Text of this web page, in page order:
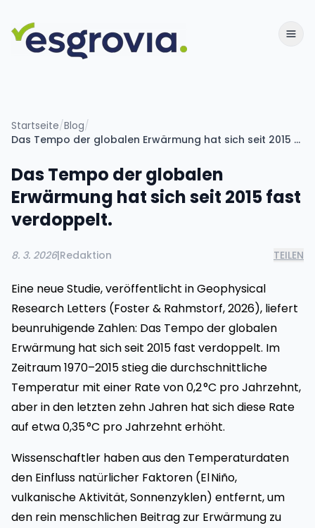
Startseite/Blog/
Das Tempo der globalen Erwärmung hat sich seit 2015 fast verdoppelt.
Das Tempo der globalen
Erwärmung hat sich seit 2015 fast
verdoppelt.
8. 3. 2026|Redaktion TEILEN
Eine neue Studie, veröffentlicht in Geophysical
Research Letters (Foster & Rahmstorf, 2026), liefert
beunruhigende Zahlen: Das Tempo der globalen
Erwärmung hat sich seit 2015 fast verdoppelt. Im
Zeitraum 1970–2015 stieg die durchschnittliche
Temperatur mit einer Rate von 0,2 °C pro Jahrzehnt,
aber in den letzten zehn Jahren hat sich diese Rate
auf etwa 0,35 °C pro Jahrzehnt erhöht.
Wissenschaftler haben aus den Temperaturdaten
den Einfluss natürlicher Faktoren (El Niño,
vulkanische Aktivität, Sonnenzyklen) entfernt, um
den rein menschlichen Beitrag zur Erwärmung zu